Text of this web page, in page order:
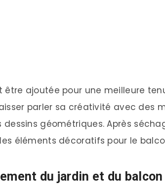
être ajoutée pour une meilleure
parler sa créativité avec des
géométriques. Après
éléments décoratifs pour le
du jardin et du balcon